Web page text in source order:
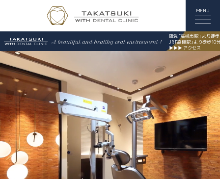
MENU
阪急「高槻市駅 」 より徒
JR「高槻駅」 より徒歩10
▶▶▶ アクセス